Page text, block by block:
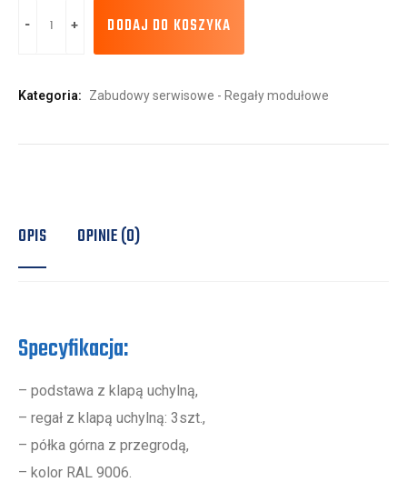
DODAJ DO KOSZYKA
Kategoria: Zabudowy serwisowe - Regały modułowe
OPIS OPINIE (0)
Specyfikacja:
– podstawa z klapą uchylną,
– regał z klapą uchylną: 3szt.,
– półka górna z przegrodą,
– kolor RAL 9006.